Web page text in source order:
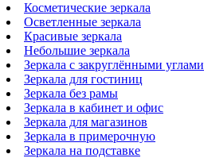
Косметические зеркала
Осветленные зеркала
Красивые зеркала
Небольшие зеркала
Зеркала с закруглёнными углами
Зеркала для гостиниц
Зеркала без рамы
Зеркала в кабинет и офис
Зеркала для магазинов
Зеркала в примерочную
Зеркала на подставке